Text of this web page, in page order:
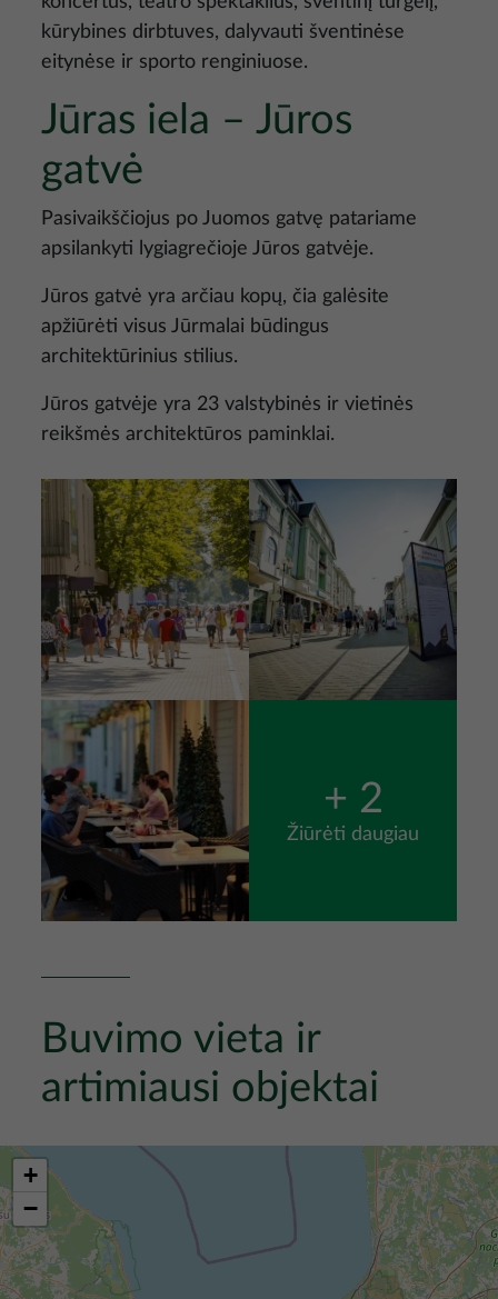
kūrybines dirbtuves, dalyvauti šventinėse
eitynėse ir sporto renginiuose.
Jūras iela – Jūros
gatvė
Pasivaikščiojus po Juomos gatvę patariame
apsilankyti lygiagrečioje Jūros gatvėje.
Jūros gatvė yra arčiau kopų, čia galėsite
apžiūrėti visus Jūrmalai būdingus
architektūrinius stilius.
Jūros gatvėje yra 23 valstybinės ir vietinės
reikšmės architektūros paminklai.
Nuotrauka Nuotrauka
Nuotrauka
+ 2
Žiūrėti daugiau
Buvimo vieta ir
artimiausi objektai
+
−